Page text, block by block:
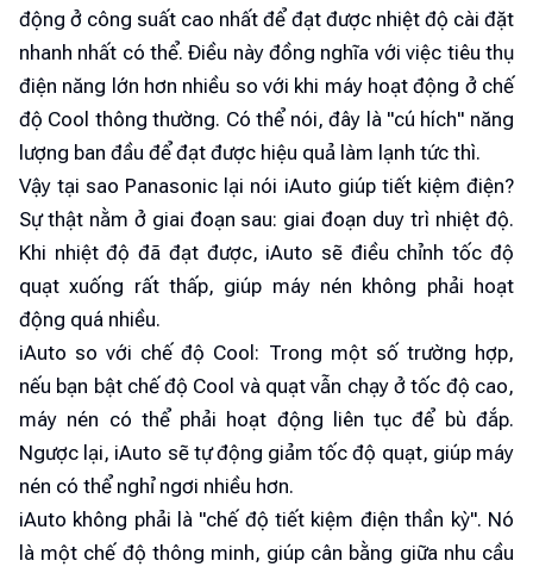
động ở công suất cao nhất để đạt được nhiệt độ cài đặt
nhanh nhất có thể. Điều này đồng nghĩa với việc tiêu thụ
điện năng lớn hơn nhiều so với khi máy hoạt động ở chế
độ Cool thông thường. Có thể nói, đây là "cú hích" năng
lượng ban đầu để đạt được hiệu quả làm lạnh tức thì.
Vậy tại sao Panasonic lại nói iAuto giúp tiết kiệm điện?
Sự thật nằm ở giai đoạn sau: giai đoạn duy trì nhiệt độ.
Khi nhiệt độ đã đạt được, iAuto sẽ điều chỉnh tốc độ
quạt xuống rất thấp, giúp máy nén không phải hoạt
động quá nhiều.
iAuto so với chế độ Cool: Trong một số trường hợp,
nếu bạn bật chế độ Cool và quạt vẫn chạy ở tốc độ cao,
máy nén có thể phải hoạt động liên tục để bù đắp.
Ngược lại, iAuto sẽ tự động giảm tốc độ quạt, giúp máy
nén có thể nghỉ ngơi nhiều hơn.
iAuto không phải là "chế độ tiết kiệm điện thần kỳ". Nó
là một chế độ thông minh, giúp cân bằng giữa nhu cầu